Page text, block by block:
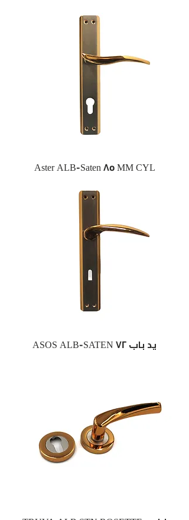
Aster ALB-Saten 85 MM CYL
ASOS ALB-SATEN 72 يد باب